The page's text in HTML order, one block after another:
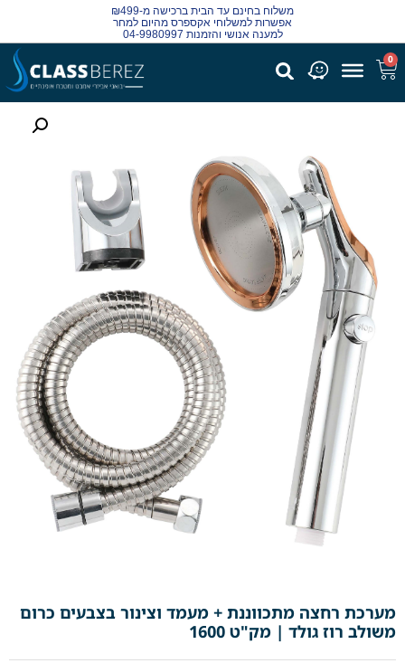
משלוח בחינם עד הבית ברכישה מ-₪499
אפשרות למשלוחי אקספרס מהיום למחר
למענה אנושי והזמנות 04-9980997
0
מערכת רחצה מתכווננת + מעמד וצינור בצבעים כרום
משולב רוז גולד | מק"ט 1600